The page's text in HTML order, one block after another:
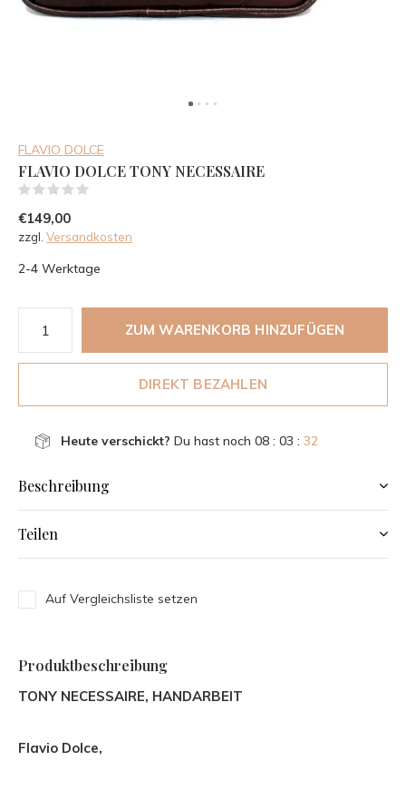
FLAVIO DOLCE
FLAVIO DOLCE TONY NECESSAIRE
€149,00
zzgl. Versandkosten
2-4 Werktage
ZUM WARENKORB HINZUFÜGEN
DIREKT BEZAHLEN
Heute verschickt? Du hast noch 08 : 03 : 32
Beschreibung
Teilen
Auf Vergleichsliste setzen
Produktbeschreibung
TONY NECESSAIRE, HANDARBEIT
Flavio Dolce,